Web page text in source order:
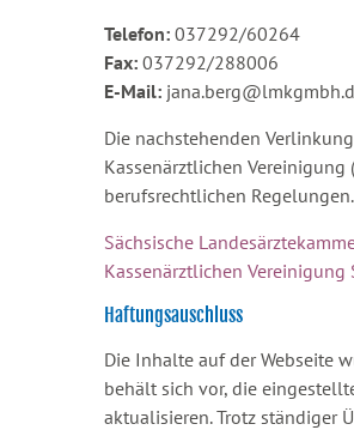
Telefon: 037292/60264
Fax: 037292/288006
E-Mail:
Die nachstehenden
Kassenärztlichen Vereinigung
berufsrechtlichen Regelungen.
Sächsische
Kassenärztlichen Vereinigung
Haftungsauschluss
Die Inhalte auf der Webseite
behält sich vor, die
aktualisieren. Trotz ständiger